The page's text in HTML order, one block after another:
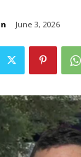
June 3, 2026